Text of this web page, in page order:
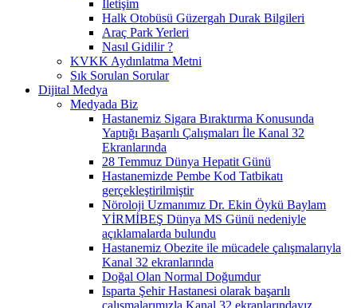
İletişim
Halk Otobüsü Güzergah Durak Bilgileri
Araç Park Yerleri
Nasıl Gidilir ?
KVKK Aydınlatma Metni
Sık Sorulan Sorular
Dijital Medya
Medyada Biz
Hastanemiz Sigara Bıraktırma Konusunda
Yaptığı Başarılı Çalışmaları İle Kanal 32
Ekranlarında
28 Temmuz Dünya Hepatit Günü
Hastanemizde Pembe Kod Tatbikatı
gerçekleştirilmiştir
Nöroloji Uzmanımız Dr. Ekin Öykü Baylam
YİRMİBEŞ Dünya MS Günü nedeniyle
açıklamalarda bulundu
Hastanemiz Obezite ile mücadele çalışmalarıyla
Kanal 32 ekranlarında
Doğal Olan Normal Doğumdur
Isparta Şehir Hastanesi olarak başarılı
çalışmalarımızla Kanal 32 ekranlarındayız